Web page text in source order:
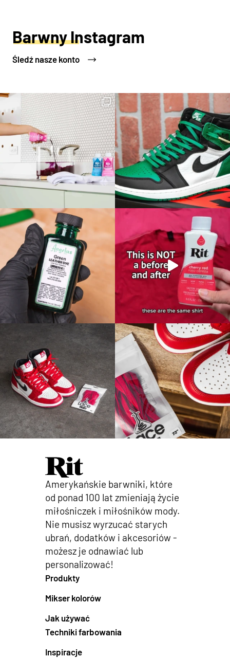
Barwny Instagram
Śledź nasze konto
Amerykańskie barwniki, które
od ponad 100 lat zmieniają życie
miłośniczek i miłośników mody.
Nie musisz wyrzucać starych
ubrań, dodatków i akcesoriów -
możesz je odnawiać lub
personalizować!
Produkty
Mikser kolorów
Jak używać
Techniki farbowania
Inspiracje